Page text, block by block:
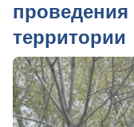
проведения
территории